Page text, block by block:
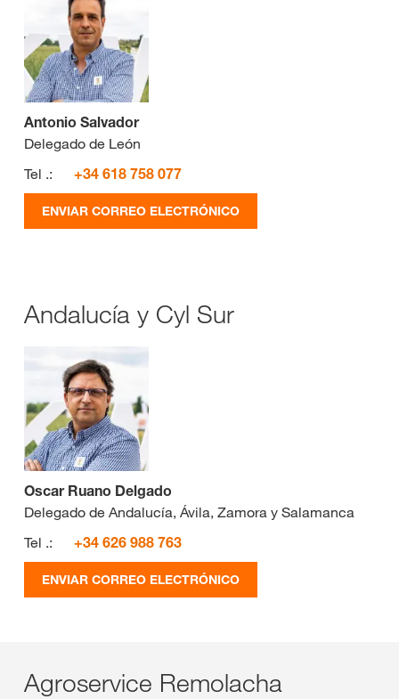
Antonio Salvador
Delegado de León
Tel .:
+34 618 758 077
ENVIAR CORREO ELECTRÓNICO
Andalucía y Cyl Sur
Oscar Ruano Delgado
Delegado de Andalucía, Ávila, Zamora y Salamanca
Tel .:
+34 626 988 763
ENVIAR CORREO ELECTRÓNICO
Agroservice Remolacha